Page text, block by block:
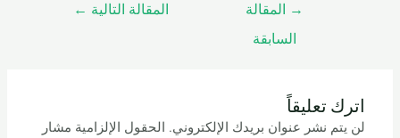
→
المقالة
السابقة
المقالة التالية ←
اترك تعليقاً
لن يتم نشر عنوان بريدك الإلكتروني. الحقول الإلزامية مشار